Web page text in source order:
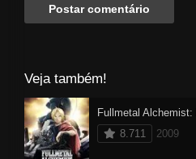
Veja também!
Fullmetal Alchemist:
8.711
2009